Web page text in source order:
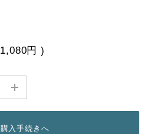
1,080円 )
購入手続きへ